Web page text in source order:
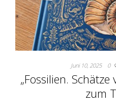
Juni 10, 2025 0
„Fossilien.
zum